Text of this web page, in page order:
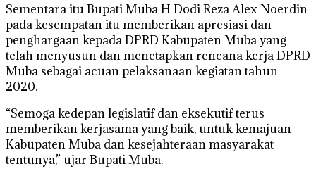
Sementara itu Bupati Muba H Dodi Reza Alex Noerdin
pada kesempatan itu memberikan apresiasi dan
penghargaan kepada DPRD Kabupaten Muba yang
telah menyusun dan menetapkan rencana kerja DPRD
Muba sebagai acuan pelaksanaan kegiatan tahun
2020.
“Semoga kedepan legislatif dan eksekutif terus
memberikan kerjasama yang baik, untuk kemajuan
Kabupaten Muba dan kesejahteraan masyarakat
tentunya,” ujar Bupati Muba.